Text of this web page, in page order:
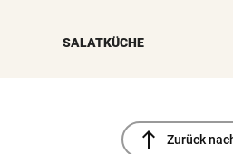
SALATKÜCHE
north Zurück